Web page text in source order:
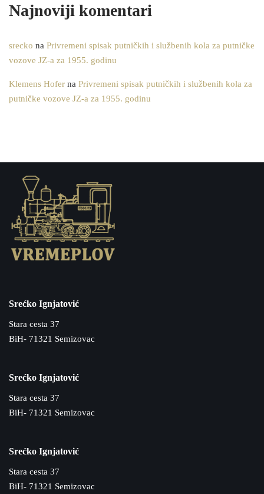
Najnoviji komentari
srecko na Privremeni spisak putničkih i službenih kola za putničke
vozove JZ-a za 1955. godinu
Klemens Hofer na Privremeni spisak putničkih i službenih kola za
putničke vozove JZ-a za 1955. godinu
Srećko Ignjatović
Stara cesta 37
BiH- 71321 Semizovac
Srećko Ignjatović
Stara cesta 37
BiH- 71321 Semizovac
Srećko Ignjatović
Stara cesta 37
BiH- 71321 Semizovac